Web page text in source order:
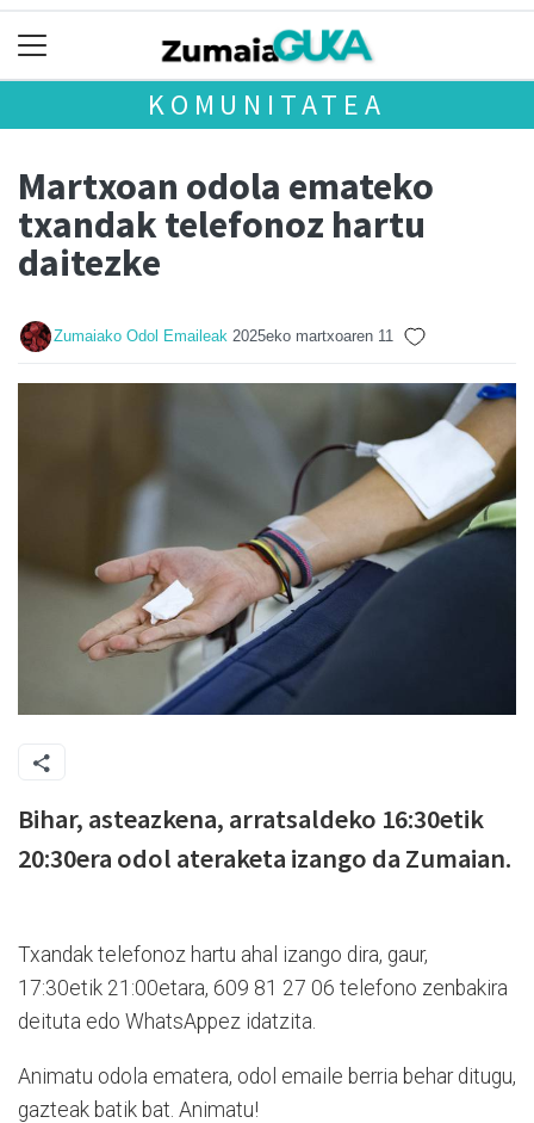
KOMUNITATEA
Martxoan odola emateko
txandak telefonoz hartu
daitezke
Zumaiako Odol Emaileak 2025eko martxoaren 11
Bihar, asteazkena, arratsaldeko 16:30etik
20:30era odol ateraketa izango da Zumaian.
Txandak telefonoz hartu ahal izango dira, gaur,
17:30etik 21:00etara, 609 81 27 06 telefono zenbakira
deituta edo WhatsAppez idatzita.
Animatu odola ematera, odol emaile berria behar ditugu,
gazteak batik bat. Animatu!